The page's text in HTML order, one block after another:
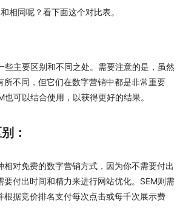
相同呢？看下面这个对比表。
些主要区别和不同之处。需要注意的是，虽然
所不同，但它们在数字营销中都是非常重要
也可以结合使用，以获得更好的结果。
：
相对免费的数字营销方式，因为你不需要付出
要付出时间和精力来进行网站优化。SEM则需
根据竞价排名支付每次点击或每千次展示费